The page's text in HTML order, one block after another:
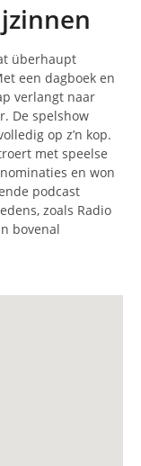
überhaupt
een dagboek en
verlangt naar
De spelshow
op z’n kop.
met speelse
en won
podcast
zoals Radio
bovenal